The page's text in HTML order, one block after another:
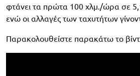
φτάνει τα πρώτα 100 χλμ./ώρα σε 5,1
ενώ οι αλλαγές των ταχυτήτων
Παρακολουθείστε παρακάτω το